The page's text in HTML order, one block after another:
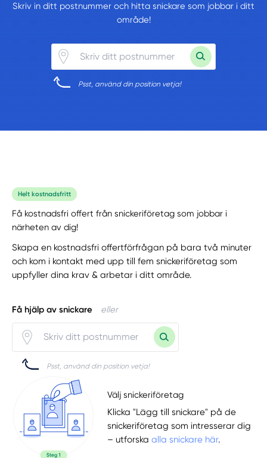
Skriv in ditt postnummer och hitta snickare som jobbar i ditt
område!
Psst, använd din position vetja!
Helt kostnadsfritt
Få kostnadsfri offert från snickeriföretag som jobbar i
närheten av dig!
Skapa en kostnadsfri offertförfrågan på bara två minuter
och kom i kontakt med upp till fem snickeriföretag som
uppfyller dina krav & arbetar i ditt område.
Få hjälp av snickare eller
Psst, använd din position vetja!
Välj snickeriföretag
Klicka "Lägg till snickare" på de
snickeriföretag som intresserar dig
– utforskaalla snickare här.